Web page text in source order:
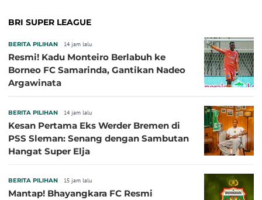
BRI SUPER LEAGUE
BERITA PILIHAN 14 jam lalu
Resmi! Kadu Monteiro Berlabuh ke
Borneo FC Samarinda, Gantikan Nadeo
Argawinata
BERITA PILIHAN 14 jam lalu
Kesan Pertama Eks Werder Bremen di
PSS Sleman: Senang dengan Sambutan
Hangat Super Elja
BERITA PILIHAN 15 jam lalu
Mantap! Bhayangkara FC Resmi